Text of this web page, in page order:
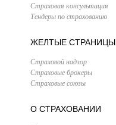
Страховая консультация
Тендеры по страхованию
ЖЕЛТЫЕ СТРАНИЦЫ
Страховой надзор
Страховые брокеры
Страховые союзы
О СТРАХОВАНИИ